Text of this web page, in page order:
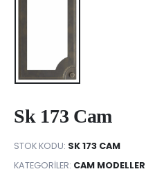
Sk 173 Cam
STOK KODU: SK 173 CAM
KATEGORILER: CAM MODELLER